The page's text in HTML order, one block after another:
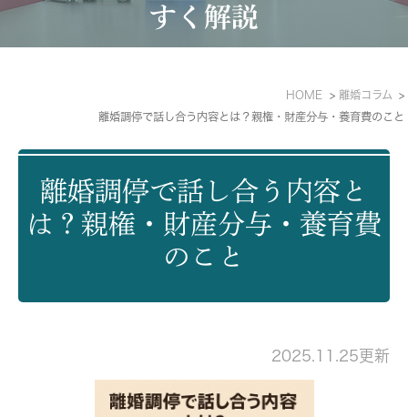
すく解説
HOME
離婚コラム
離婚調停で話し合う内容とは？親権・財産分与・養育費のこと
離婚調停で話し合う内容と
は？親権・財産分与・養育費
のこと
2025.11.25更新